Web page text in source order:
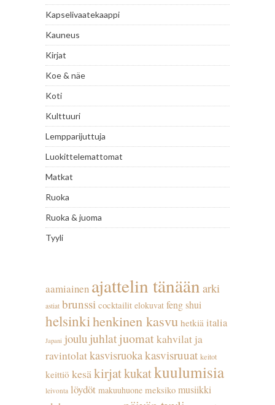
Kapselivaatekaappi
Kauneus
Kirjat
Koe & näe
Koti
Kulttuuri
Lempparijuttuja
Luokittelemattomat
Matkat
Ruoka
Ruoka & juoma
Tyyli
aamiainen ajattelin tänään arki
astiat brunssi cocktailit elokuvat feng shui
helsinkihenkinen kasvu hetkiä italia
Japani joulu juhlatjuomatkahvilat ja
ravintolatkasvisruokakasvisruuat keitot
keittiö kesä kirjatkukatkuulumisia
leivonta löydöt makuuhuone meksiko musiikki